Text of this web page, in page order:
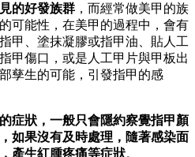
的好發族群 ，而經常做美甲的族
可能性，在美甲的過程中，會有
甲、塗抹凝膠或指甲油、貼人工
甲傷口，或是人工甲片與甲板出
孳生的可能，引發指甲的感
症狀，一般只會隱約察覺指甲顏
如果沒有及時處理，隨著感染面
產生紅腫疼痛等症狀。